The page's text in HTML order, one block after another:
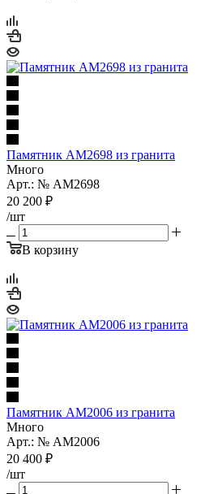
Памятник AM2698 из гранита
Много
Арт.: № AM2698
20 200 ₽
/шт
В корзину
Памятник AM2006 из гранита
Много
Арт.: № AM2006
20 400 ₽
/шт